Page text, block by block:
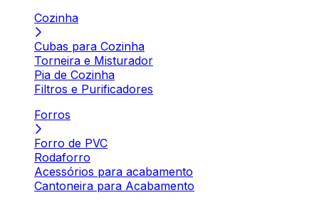
Cozinha
Cubas para Cozinha
Torneira e Misturador
Pia de Cozinha
Filtros e Purificadores
Forros
Forro de PVC
Rodaforro
Acessórios para acabamento
Cantoneira para Acabamento